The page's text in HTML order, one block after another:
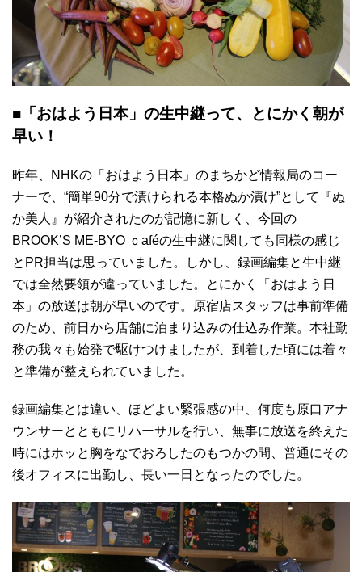
■「おはよう日本」の生中継って、とにかく朝が
早い！
昨年、NHKの「おはよう日本」のまちかど情報局のコー
ナーで、“簡単90分で漬けられる本格ぬか漬け”として『ぬ
か美人』が紹介されたのが記憶に新しく、今回の
BROOK’S ME-BYO ｃaféの生中継に関しても同様の感じ
とPR担当は思っていました。しかし、録画編集と生中継
では全然要領が違っていました。とにかく「おはよう日
本」の放送は朝が早いのです。原宿店スタッフは事前準備
のため、前日から店舗に泊まり込みの仕込み作業。本社勤
務の我々も始発で駆けつけましたが、到着した頃には着々
と準備が整えられていました。
録画編集とは違い、ほどよい緊張感の中、何度も原口アナ
ウンサーとともにリハーサルを行い、無事に放送を終えた
時にはホッと胸をなでおろしたのもつかの間、普通にその
後オフィスに出勤し、長い一日となったのでした。